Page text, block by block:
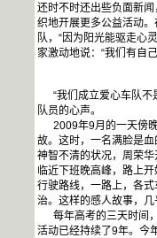
还时不时还出些负面新
织地开展更多公益活动
队，“因为阳光能驱走心
家激动地说：“我们有自
“我们成立爱心车队不
队员的心声。
2009年9月的一天傍晚
故。这时，一名满脸是
神智不清的状况，周荣
临近下班晚高峰，路上
行驶路线，一路上，各
治。这样的感人故事，几
每年高考的三天时间，
活动已经持续了9年。今